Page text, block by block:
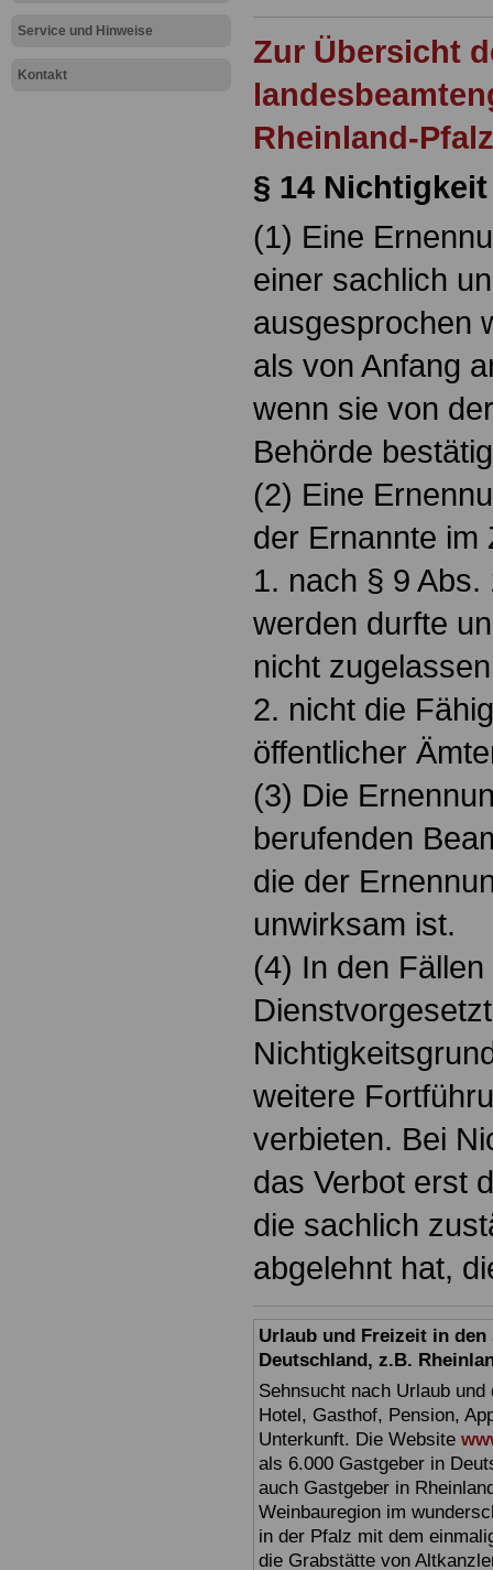
Service und Hinweise
Kontakt
Zur Übersicht
Rheinland-Pfalz
§ 14
(1) Eine
einer sachlich
ausgesprochen
als von Anfang
wenn sie von
Behörde
(2) Eine
der Ernannte im
1. nach § 9
werden durfte
nicht
2. nicht die
öffentlicher
(3) Die
berufenden
die der
unwirksam ist.
(4) In den
weitere
verbieten. Bei
das Verbot erst
die sachlich
abgelehnt hat,
Urlaub und Freizeit in
Deutschland, z.B.
Sehnsucht nach Urlaub
Hotel, Gasthof, Pension,
Unterkunft. Die Website
als 6.000 Gastgeber in
auch Gastgeber in
Weinbauregion im
in der Pfalz mit dem
die Grabstätte von